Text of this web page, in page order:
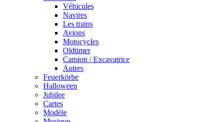
Véhicules
Navires
Les trains
Avions
Motocycles
Oldtimer
Camion / Excavatrice
Autres
Feuerkörbe
Halloween
Jubilee
Cartes
Modèle